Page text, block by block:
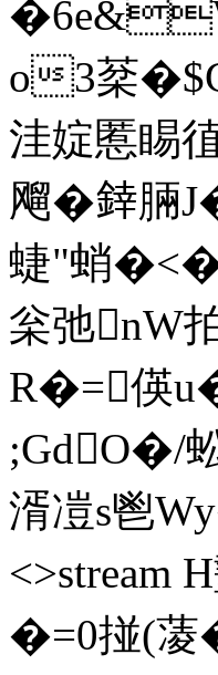
o3棻
洼婝慝睗
飗�﨨
蜨"蛸�<�
枀弛nW
R�=偀
;GdO�/
湑凒s鬯
�=0掽(